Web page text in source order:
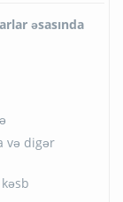
əsasında
və digər